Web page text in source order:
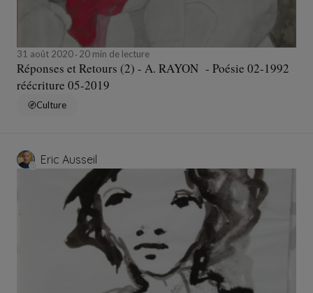
31 août 2020 20 min de lecture
Réponses et Retours (2) - A. RAYON - Poésie 02-1992
réécriture 05-2019
Culture
Eric Ausseil